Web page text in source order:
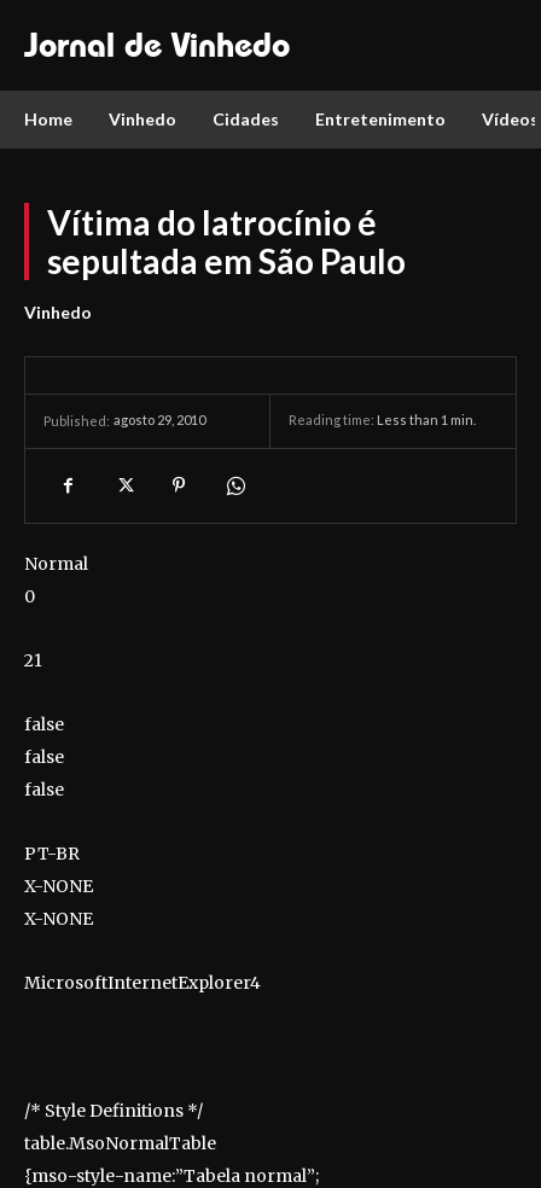
Jornal de Vinhedo
Home Vinhedo Cidades Entretenimento Vídeos
Vítima do latrocínio é
sepultada em São Paulo
Vinhedo
Published: agosto 29, 2010 Reading time: Less than 1 min.
Normal
0
21
false
false
false
PT-BR
X-NONE
X-NONE
MicrosoftInternetExplorer4
/* Style Definitions */
table.MsoNormalTable
{mso-style-name:”Tabela normal”;